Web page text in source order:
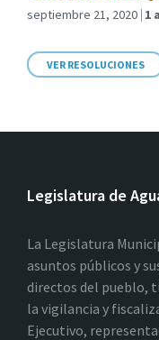
septiembre 21, 2020 1
VER RESOLUCIONES
Legislatura de
La Legislatura
asuntos públicos y
directos del pueblo,
la vigilancia y
Ejecutivo,